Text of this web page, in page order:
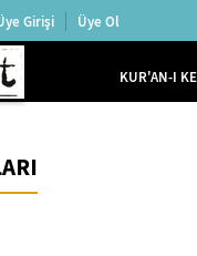
Girişi Üye Ol
KUR'AN-I